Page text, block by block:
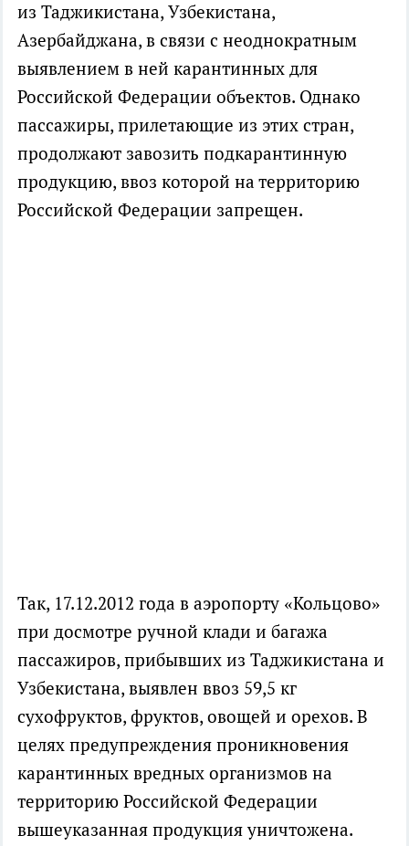
из Таджикистана, Узбекистана,
Азербайджана, в связи с неоднократным
выявлением в ней карантинных для
Российской Федерации объектов. Однако
пассажиры, прилетающие из этих стран,
продолжают завозить подкарантинную
продукцию, ввоз которой на территорию
Российской Федерации запрещен.
Так, 17.12.2012 года в аэропорту «Кольцово»
при досмотре ручной клади и багажа
пассажиров, прибывших из Таджикистана и
Узбекистана, выявлен ввоз 59,5 кг
сухофруктов, фруктов, овощей и орехов. В
целях предупреждения проникновения
карантинных вредных организмов на
территорию Российской Федерации
вышеуказанная продукция уничтожена.